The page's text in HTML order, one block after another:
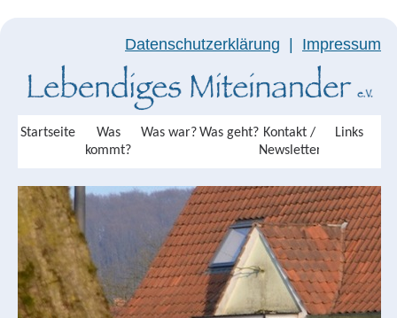
Datenschutzerklärung Impressum
Startseite
Was
kommt?
Was war? Was geht? Kontakt /
Newsletter
Links